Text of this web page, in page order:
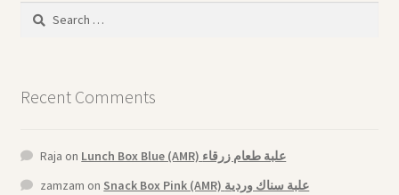
Search
Recent Comments
Raja on
Lunch Box Blue (AMR) علبة طعام زرقاء
zamzam on
Snack Box Pink (AMR) علبة سناك وردية